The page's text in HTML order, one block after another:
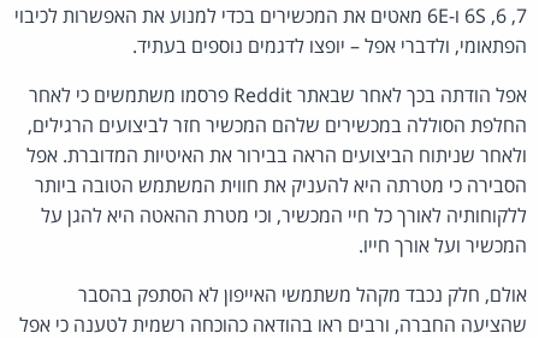
7, 6, 6S ו-6E מאטים את המכשירים בכדי למנוע את האפשרות לכיבוי
הפתאומי, ולדברי אפל – יופצו לדגמים נוספים בעתיד.
אפל הודתה בכך לאחר שבאתר Reddit פרסמו משתמשים כי לאחר
החלפת הסוללה במכשירים שלהם המכשיר חזר לביצועים הרגילים,
ולאחר שניתוח הביצועים הראה בבירור את האיטיות המדוברת. אפל
הסבירה כי מטרתה היא להעניק את חווית המשתמש הטובה ביותר
ללקוחותיה לאורך כל חיי המכשיר, וכי מטרת ההאטה היא להגן על
המכשיר ועל אורך חייו.
אולם, חלק נכבד מקהל משתמשי האייפון לא הסתפק בהסבר
שהציעה החברה, ורבים ראו בהודאה כהוכחה רשמית לטענה כי אפל